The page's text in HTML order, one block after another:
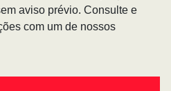
aviso prévio. Consulte e
com um de nossos